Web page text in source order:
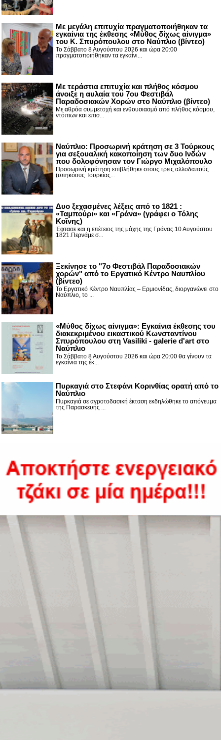
Με μεγάλη επιτυχία πραγματοποιήθηκαν τα
εγκαίνια της έκθεσης «Μύθος δίχως αίνιγμα»
του Κ. Σπυρόπουλου στο Ναύπλιο (βίντεο)
Το Σάββατο 8 Αυγούστου 2026 και ώρα 20:00
πραγματοποιήθηκαν τα εγκαίνι...
Με τεράστια επιτυχία και πλήθος κόσμου
άνοιξε η αυλαία του 7ου Φεστιβάλ
Παραδοσιακών Χορών στο Ναύπλιο (βίντεο)
Με αθρόα συμμετοχή και ενθουσιασμό από πλήθος κόσμου,
ντόπιων και επισ...
Ναύπλιο: Προσωρινή κράτηση σε 3 Τούρκους
για σεξουαλική κακοποίηση των δυο Ινδών
που δολοφόνησαν τον Γιώργο Μιχαλόπουλο
Προσωρινή κράτηση επιβλήθηκε στους τρεις αλλοδαπούς
(υπηκόους Τουρκίας...
Δυο ξεχασμένες λέξεις από το 1821 :
«Ταμπούρι» και «Γράνα» (γράφει ο Τόλης
Κοΐνης)
Έφτασε και η επέτειος της μάχης της Γράνας.10 Αυγούστου
1821.Περνάμε σ...
Ξεκίνησε το "7ο Φεστιβάλ Παραδοσιακών
χορών" από το Εργατικό Κέντρο Ναυπλίου
(βίντεο)
Το Εργατικό Κέντρο Ναυπλίας – Ερμιονίδας, διοργανώνει στο
Ναύπλιο, το ...
«Μύθος δίχως αίνιγμα»: Εγκαίνια έκθεσης του
διακεκριμένου εικαστικού Κωνσταντίνου
Σπυρόπουλου στη Vasiliki - galerie d'art στο
Ναύπλιο
Το Σάββατο 8 Αυγούστου 2026 και ώρα 20:00 θα γίνουν τα
εγκαίνια της έκ...
Πυρκαγιά στο Στεφάνι Κορινθίας ορατή από το
Ναύπλιο
Πυρκαγιά σε αγροτοδασική έκταση εκδηλώθηκε το απόγευμα
της Παρασκευής ...